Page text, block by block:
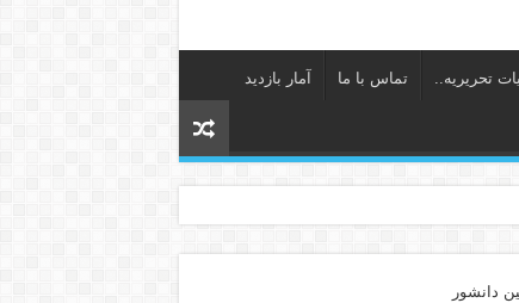
تحریریه.. تماس با ما آمار بازدید
دانشور